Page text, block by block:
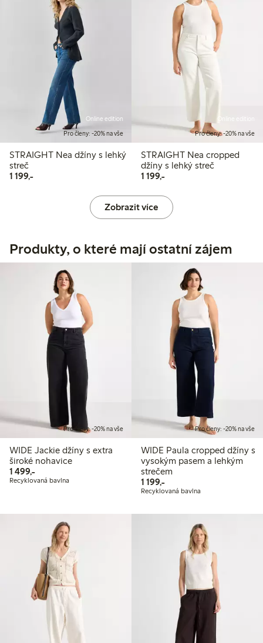
Online edition
Pro členy: -20% na vše
STRAIGHT Nea džíny s lehký
streč
1 199,-1 199,00 Kč
Online edition
Pro členy: -20% na vše
STRAIGHT Nea cropped
džíny s lehký streč
1 199,-1 199,00 Kč
Zobrazit více
Produkty, o které mají ostatní zájem
Pro členy: -20% na vše
WIDE Jackie džíny s extra
široké nohavice
1 499,-1 499,00 Kč
Recyklovaná bavlna
Pro členy: -20% na vše
WIDE Paula cropped džíny s
vysokým pasem a lehkým
strečem
1 199,-1 199,00 Kč
Recyklovaná bavlna